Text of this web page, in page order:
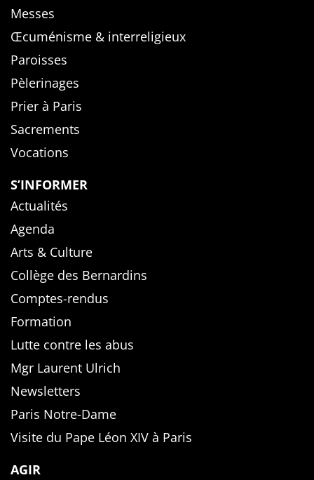
Messes
Œcuménisme & interreligieux
Paroisses
Pèlerinages
Prier à Paris
Sacrements
Vocations
S’INFORMER
Actualités
Agenda
Arts & Culture
Collège des Bernardins
Comptes-rendus
Formation
Lutte contre les abus
Mgr Laurent Ulrich
Newsletters
Paris Notre-Dame
Visite du Pape Léon XIV à Paris
AGIR